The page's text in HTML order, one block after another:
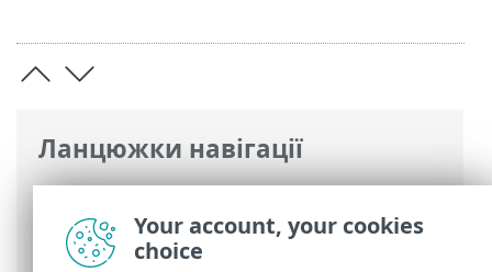
Ланцюжки навігації
Інтерактивна довідка ESET>ESET
PROTECT
>Початок роботи> ESET
Management Pозгорнути агент
Your account, your cookies
choice